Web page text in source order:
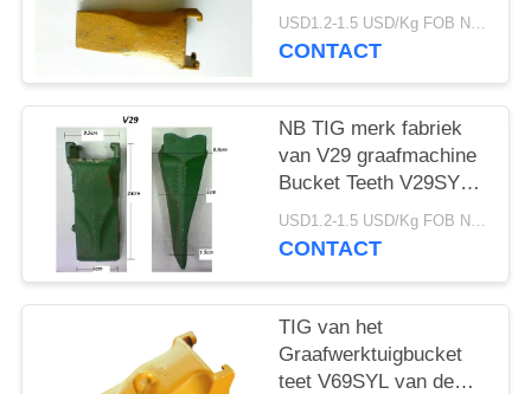
Overzeese Boorwerk USD1.2-1.5 USD/Kg FOB Ningbo MOQ:2 ton
CONTACT
NB TIG merk fabriek
van V29 graafmachine
Bucket Teeth V29SYL
En Adapter, Rock Teeth
Voor graafmachine
USD1.2-1.5 USD/Kg FOB Ningbo MOQ:2 ton
CONTACT
TIG van het
Graafwerktuigbucket
teet V69SYL van de